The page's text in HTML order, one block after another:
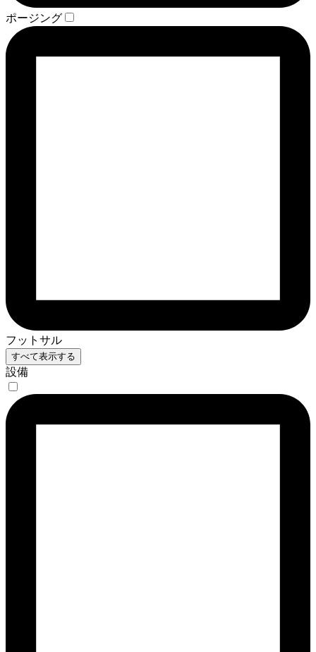
ポージング
フットサル
すべて表示する
設備